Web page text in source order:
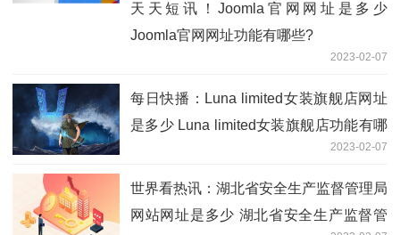
天天短讯！Joomla官网网址是多少
Joomla官网网址功能有哪些?
2023-02-07
每日快播：Luna limited女装旗舰店网址
是多少 Luna limited女装旗舰店功能有哪
2023-02-07
世界看热讯：湖北省安全生产监督管理局
网站网址是多少 湖北省安全生产监督管